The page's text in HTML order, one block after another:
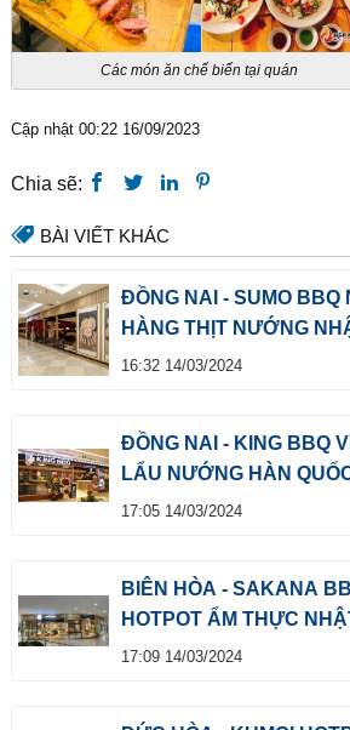
Các món ăn chế biến tại quán
Cập nhật 00:22 16/09/2023
Chia sẽ:
BÀI VIẾT KHÁC
ĐỒNG NAI - SUMO BBQ
HÀNG THỊT NƯỚNG
BẢN
16:32 14/03/2024
ĐỒNG NAI - KING BBQ
LẨU NƯỚNG HÀN
17:05 14/03/2024
BIÊN HÒA - SAKANA
HOTPOT ẨM THỰC
BẢN
17:09 14/03/2024